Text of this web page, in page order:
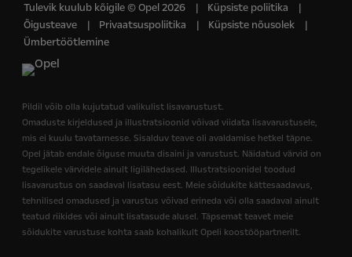
Tulevik kuulub kõigile © Opel 2026
Küpsiste poliitika
Õigusteave
Privaatsuspoliitika
Küpsiste nõusolek
Ümbertöötlemine
Pildil võib olla kujutatud valikulist lisavarustust.
Omaduste kirjeldused ja illustratsioonid võivad viidata lisavarustusele,
mis ei kuulu tavatarnesse. Sisalduv teave oli avaldamise hetkel täpne.
Opel jätab endale õiguse muuta disaini ja varustust. Näidatud värvid on
tegelikele värvidele ainult ligilähedased. Illustratsioonidel toodud
lisavarustus on saadaval lisatasu eest. Meie sõidukite kättesaadavus,
tehnilised omadused ja varustus võivad erineda või olla saadaval ainult
teatud riikides või ainult lisatasude alusel. Täpsemat teavet meie
sõidukite varustuse kohta saab kohalikult Opeli koostööpartnerilt.